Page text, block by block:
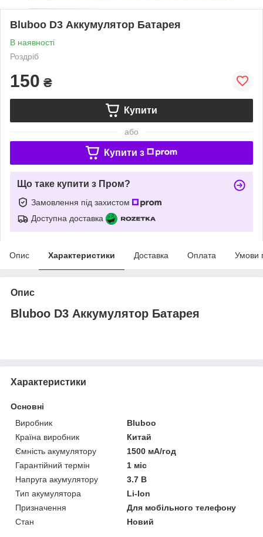
Bluboo D3 Аккумулятор Батарея
В наявності
Роздріб
150 ₴
Купити
або
Купити з
Що таке купити з Пром?
Замовлення під захистом
Доступна доставка
Опис Характеристики Доставка Оплата Умови
Опис
Bluboo D3 Аккумулятор Батарея
Характеристики
Основні
Виробник
Bluboo
Країна виробник
Китай
Ємність акумулятору
1500 мА/год
Гарантійний термін
1 міс
Напруга акумулятору
3.7 В
Тип акумулятора
Li-Ion
Призначення
Для мобільного телефону
Стан
Новий